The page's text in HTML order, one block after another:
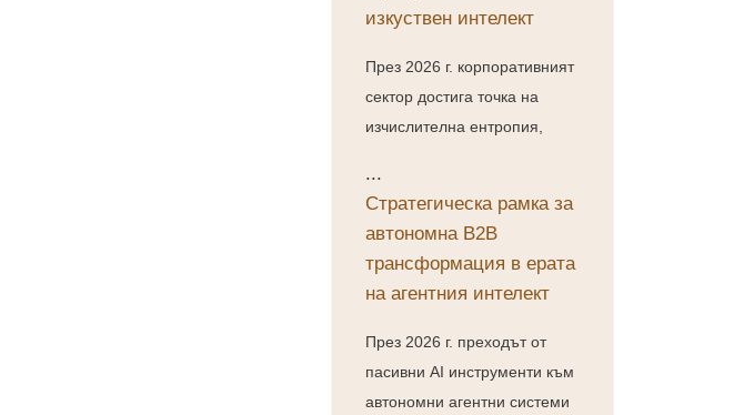
изкуствен интелект
През 2026 г. корпоративният
сектор достига точка на
изчислителна ентропия,
...
Стратегическа рамка за
автономна B2B
трансформация в ерата
на агентния интелект
През 2026 г. преходът от
пасивни AI инструменти към
автономни агентни системи